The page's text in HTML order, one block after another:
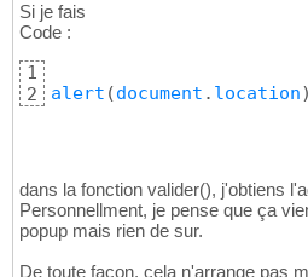
Si je fais
Code :
1
2
alert (document . location)
dans la fonction valider(), j'obtiens
Personnellment, je pense que ça
popup mais rien de sur.
De toute façon, cela n'arrange pas